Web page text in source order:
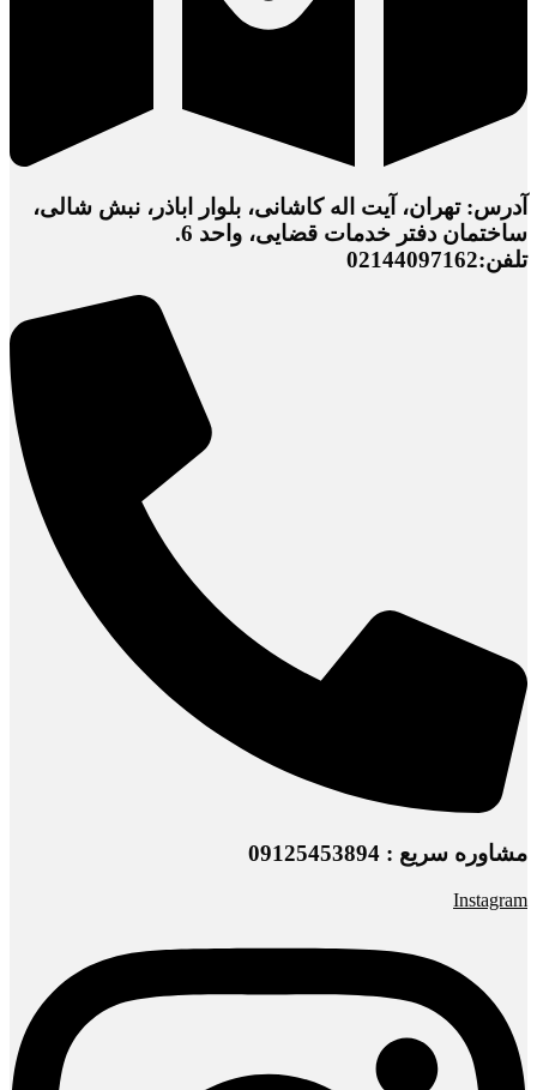
آدرس: تهران، آیت اله کاشانی، بلوار اباذر، نبش شالی،
ساختمان دفتر خدمات قضایی، واحد 6.
تلفن:02144097162
مشاوره سریع : 09125453894
Instagram